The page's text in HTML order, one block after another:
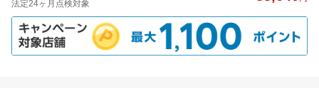
法定24ヶ月点検対象